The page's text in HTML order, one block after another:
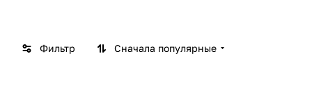
Фильтр Сначала популярные